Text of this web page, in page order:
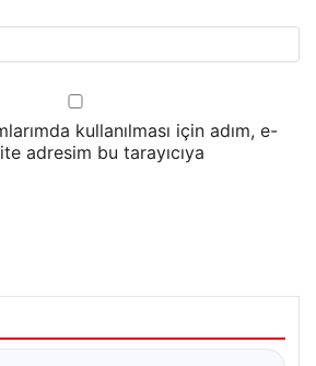
kullanılması için adım, e-
adresim bu tarayıcıya